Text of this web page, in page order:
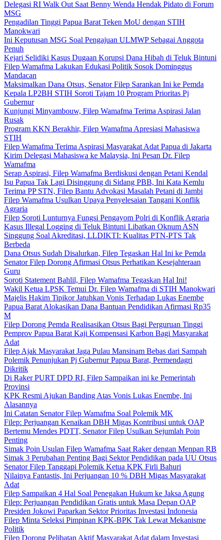
Delegasi RI Walk Out Saat Benny Wenda Hendak Pidato di Forum
MSG
Pengadilan Tinggi Papua Barat Teken MoU dengan STIH
Manokwari
Ini Keputusan MSG Soal Pengajuan ULMWP Sebagai Anggota
Penuh
Kejari Selidiki Kasus Dugaan Korupsi Dana Hibah di Teluk Bintuni
Filep Wamafma Lakukan Edukasi Politik Sosok Dominggus
Mandacan
Maksimalkan Dana Otsus, Senator Filep Sarankan Ini ke Pemda
Kepala LP2BH STIH Soroti Tajam 10 Program Prioritas Pj
Gubernur
Kunjungi Minyambouw, Filep Wamafma Terima Aspirasi Jalan
Rusak
Program KKN Berakhir, Filep Wamafma Apresiasi Mahasiswa
STIH
Filep Wamafma Terima Aspirasi Masyarakat Adat Papua di Jakarta
Kirim Delegasi Mahasiswa ke Malaysia, Ini Pesan Dr. Filep
Wamafma
Serap Aspirasi, Filep Wamafma Berdiskusi dengan Petani Kendal
Isu Papua Tak Lagi Disinggung di Sidang PBB, Ini Kata Kemlu
Terima PP STN, Filep Bantu Advokasi Masalah Petani di Jambi
Filep Wamafma Usulkan Upaya Penyelesaian Tangani Konflik
Agraria
Filep Soroti Lunturnya Fungsi Pengayom Polri di Konflik Agraria
Kasus Illegal Logging di Teluk Bintuni Libatkan Oknum ASN
Singgung Soal Akreditasi, LLDIKTI: Kualitas PTN-PTS Tak
Berbeda
Dana Otsus Sudah Disalurkan, Filep Tegaskan Hal Ini ke Pemda
Senator Filep Dorong Afirmasi Otsus Perhatikan Kesejahteraan
Guru
Soroti Statement Bahlil, Filep Wamafma Tegaskan Hal Ini!
Wakil Ketua LPSK Temui Dr. Filep Wamafma di STIH Manokwari
Majelis Hakim Tipikor Jatuhkan Vonis Terhadap Lukas Enembe
Papua Barat Alokasikan Dana Bantuan Pendidikan Afirmasi Rp35
M
Filep Dorong Pemda Realisasikan Otsus Bagi Perguruan Tinggi
Pemprov Papua Barat Kaji Kompensasi Karbon Bagi Masyarakat
Adat
Filep Ajak Masyarakat Jaga Pulau Mansinam Bebas dari Sampah
Polemik Penunjukan Pj Gubernur Papua Barat, Permendagri
Dikritik
Di Raker PURT DPD RI, Filep Sampaikan ini ke Pemerintah
Provinsi
KPK Resmi Ajukan Banding Atas Vonis Lukas Enembe, Ini
Alasannya
Ini Catatan Senator Filep Wamafma Soal Polemik MK
Filep: Perjuangan Kenaikan DBH Migas Kontribusi untuk OAP
Bertemu Mendes PDTT, Senator Filep Usulkan Sejumlah Poin
Penting
Simak Poin Usulan Filep Wamafma Saat Raker dengan Menpan RB
Simak 3 Perubahan Penting Bagi Sektor Pendidikan pada UU Otsus
Senator Filep Tanggapi Polemik Ketua KPK Firli Bahuri
Nilainya Fantastis, Ini Perjuangan 10 % DBH Migas Masyarakat
Adat
Filep Sampaikan 4 Hal Soal Penegakan Hukum ke Jaksa Agung
Filep: Perjuangan Pendidikan Gratis untuk Masa Depan OAP
Presiden Jokowi Paparkan Sektor Prioritas Investasi Indonesia
Filep Minta Seleksi Pimpinan KPK-BPK Tak Lewat Mekanisme
Politik
Filep Dorong Pelibatan Aktif Masyarakat Adat dalam Investasi